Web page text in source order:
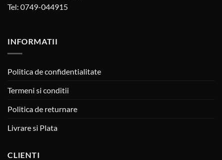
Tel: 0749-044915
INFORMATII
Politica de confidentialitate
Termeni si conditii
Politica de returnare
Livrare si Plata
CLIENTI